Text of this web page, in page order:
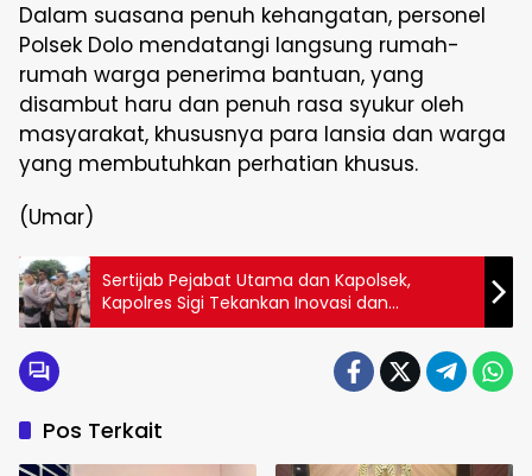
Dalam suasana penuh kehangatan, personel
Polsek Dolo mendatangi langsung rumah-
rumah warga penerima bantuan, yang
disambut haru dan penuh rasa syukur oleh
masyarakat, khususnya para lansia dan warga
yang membutuhkan perhatian khusus.
(Umar)
Sertijab Pejabat Utama dan Kapolsek,
Kapolres Sigi Tekankan Inovasi dan
Peningkatan Pelayanan
Pos Terkait